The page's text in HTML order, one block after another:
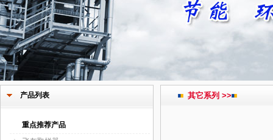
产品列表
重点推荐产品
其它系列 >>